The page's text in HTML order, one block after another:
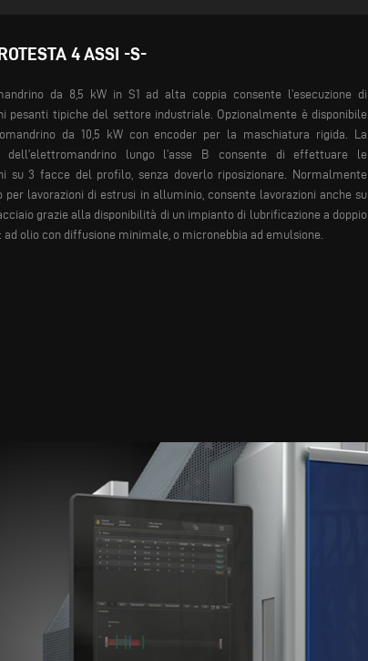
4 ASSI -S-
da 8,5 kW in S1 ad alta coppia consente l’esecuzione di
pesanti tipiche del settore industriale. Opzionalmente è disponibile
da 10,5 kW con encoder per la maschiatura rigida. La
dell’elettromandrino lungo l’asse B consente di effettuare le
su 3 facce del profilo, senza doverlo riposizionare. Normalmente
per lavorazioni di estrusi in alluminio, consente lavorazioni anche su
grazie alla disponibilità di un impianto di lubrificazione a doppio
ad olio con diffusione minimale, o micronebbia ad emulsione.